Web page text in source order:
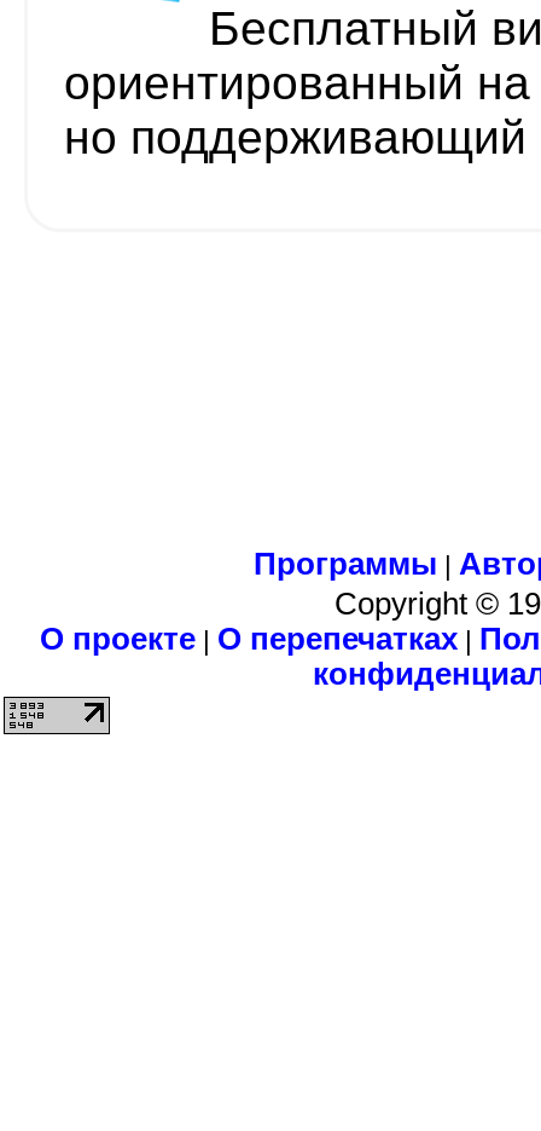
Бесплатный
ориентированный
но поддерживающий
Программы |
Copyright ©
О проекте| О перепечатках|